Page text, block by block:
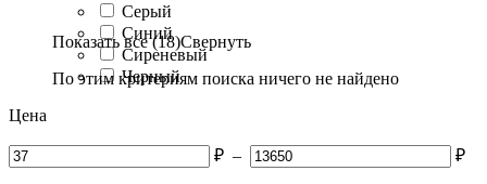
Серый
Синий
Сиреневый
Черный
Показать все (18)Свернуть
По этим критериям поиска ничего не найдено
Цена
₽ – ₽